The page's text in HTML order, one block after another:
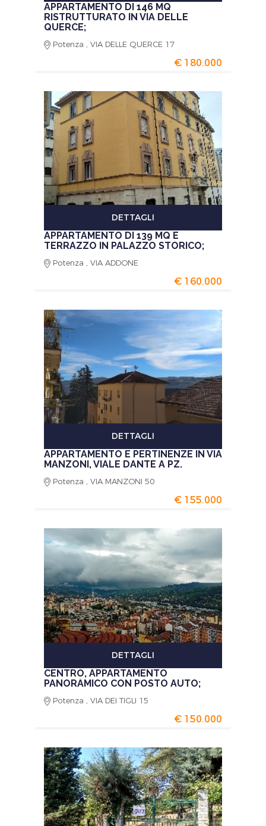
APPARTAMENTO DI 146 MQ
RISTRUTTURATO IN VIA DELLE
QUERCE;
Potenza , VIA DELLE QUERCE 17
€ 180.000
DETTAGLI
APPARTAMENTO DI 139 MQ E
TERRAZZO IN PALAZZO STORICO;
Potenza , VIA ADDONE
€ 160.000
DETTAGLI
APPARTAMENTO E PERTINENZE IN VIA
MANZONI, VIALE DANTE A PZ.
Potenza , VIA MANZONI 50
€ 155.000
DETTAGLI
CENTRO, APPARTAMENTO
PANORAMICO CON POSTO AUTO;
Potenza , VIA DEI TIGLI 15
€ 150.000